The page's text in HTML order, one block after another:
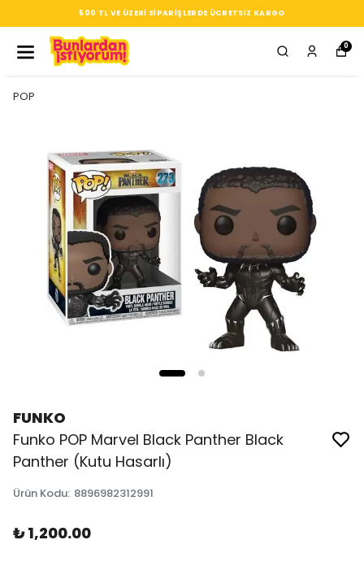
500 TL VE ÜZERI SIPARIŞLERDE ÜCRETSIZ KARGO
0
POP
FUNKO
Funko POP Marvel Black Panther Black
Panther (Kutu Hasarlı)
Ürün Kodu: 8896982312991
₺ 1,200.00